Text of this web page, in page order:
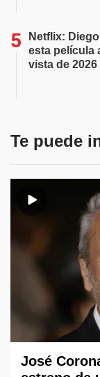
Netflix:
esta película
vista de 2026
Te puede
José